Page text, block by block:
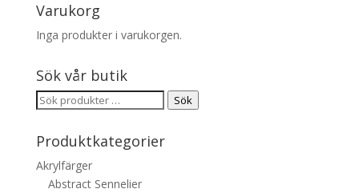
Varukorg
Inga produkter i varukorgen.
Sök vår butik
Sök
Sök
Produktkategorier
Akrylfärger
Abstract Sennelier